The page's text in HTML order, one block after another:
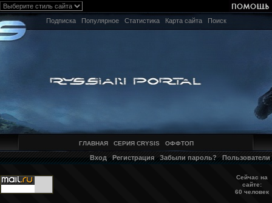
Подписка Популярное Статистика Карта сайта Поиск
ГЛАВНАЯ СЕРИЯ CRYSIS ОФФТОП
Вход Регистрация Забыли пароль? Пользователи
Сейчас на
сайте:
60 человек